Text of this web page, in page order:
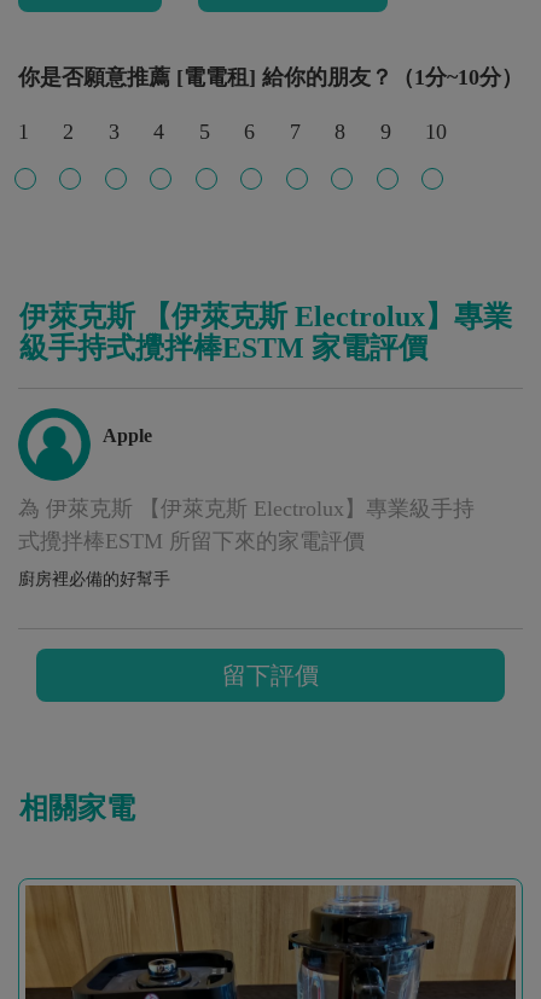
你是否願意推薦 [電電租] 給你的朋友？（1分~10分）
1 2 3 4 5 6 7 8 9 10
伊萊克斯 【伊萊克斯 Electrolux】專業
級手持式攪拌棒ESTM 家電評價
Apple
為 伊萊克斯 【伊萊克斯 Electrolux】專業級手持
式攪拌棒ESTM 所留下來的家電評價
廚房裡必備的好幫手
留下評價
相關家電